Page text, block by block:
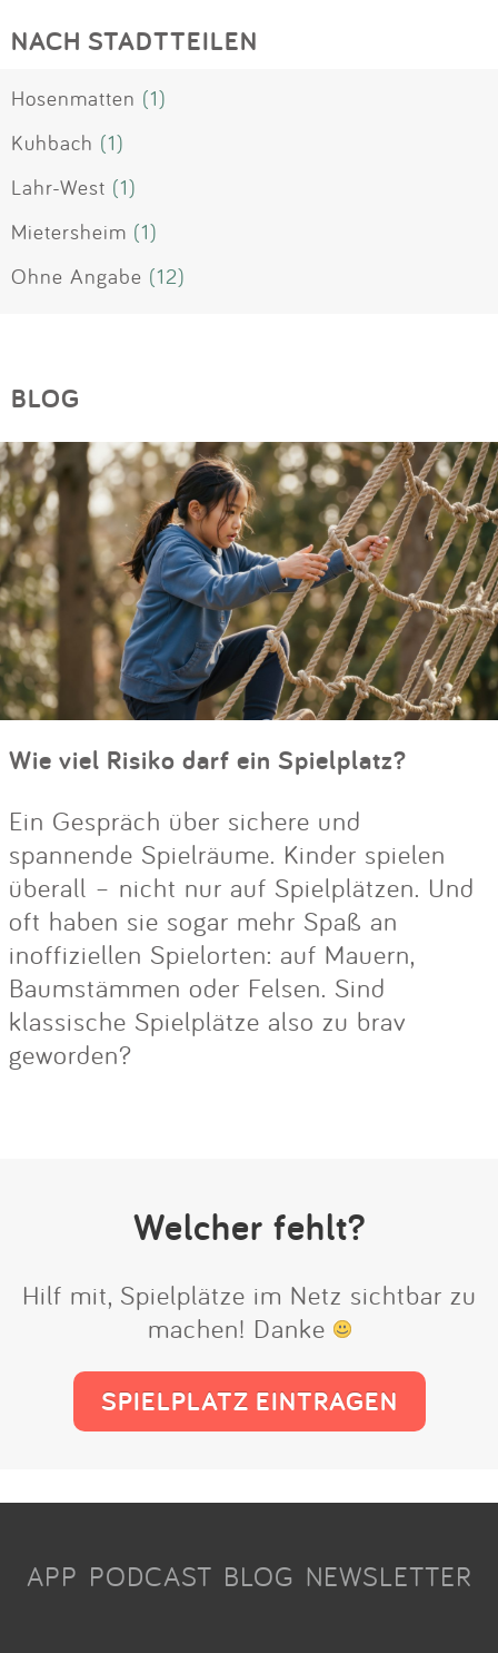
NACH STADTTEILEN
Hosenmatten (1)
Kuhbach (1)
Lahr-West (1)
Mietersheim (1)
Ohne Angabe (12)
BLOG
Wie viel Risiko darf ein Spielplatz?
Ein Gespräch über sichere und
spannende Spielräume. Kinder spielen
überall – nicht nur auf Spielplätzen. Und
oft haben sie sogar mehr Spaß an
inoffiziellen Spielorten: auf Mauern,
Baumstämmen oder Felsen. Sind
klassische Spielplätze also zu brav
geworden?
Welcher fehlt?
Hilf mit, Spielplätze im Netz sichtbar zu
machen! Danke
SPIELPLATZ EINTRAGEN
APP PODCAST BLOG NEWSLETTER